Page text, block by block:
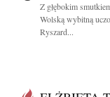
Z głębokim
Wolską wybitną
Ryszard...